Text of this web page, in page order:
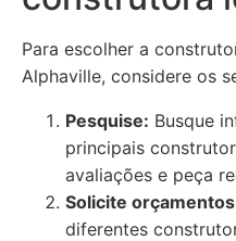
Para escolher a
Alphaville, considere os
Pesquise: Busque
principais
avaliações e peça
Solicite
diferentes